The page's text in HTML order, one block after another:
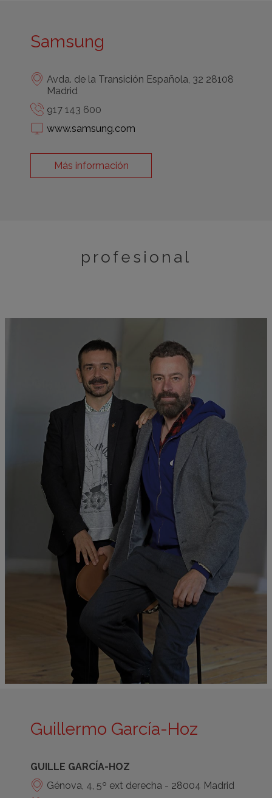
Samsung
Avda. de la Transición Española, 32 28108
Madrid
917 143 600
www.samsung.com
Más información
profesional
Guillermo García-Hoz
GUILLE GARCÍA-HOZ
Génova, 4, 5º ext derecha - 28004 Madrid